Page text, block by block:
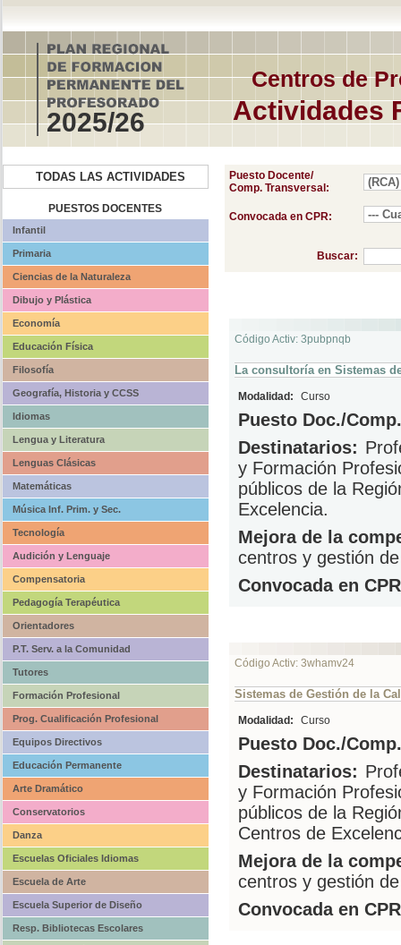
Centros de
Actividades
2025/26
TODAS LAS ACTIVIDADES
PUESTOS DOCENTES
Infantil
Primaria
Ciencias de la Naturaleza
Dibujo y Plástica
Economía
Educación Física
Filosofía
Geografía, Historia y CCSS
Idiomas
Lengua y Literatura
Lenguas Clásicas
Matemáticas
Música Inf. Prim. y Sec.
Tecnología
Audición y Lenguaje
Compensatoria
Pedagogía Terapéutica
Orientadores
P.T. Serv. a la Comunidad
Tutores
Formación Profesional
Prog. Cualificación Profesional
Equipos Directivos
Educación Permanente
Arte Dramático
Conservatorios
Danza
Escuelas Oficiales Idiomas
Escuela de Arte
Escuela Superior de Diseño
Resp. Bibliotecas Escolares
Puesto Docente/
Comp. Transversal:
Convocada en CPR:
Buscar:
Código Activ: 3pubpnqb
La consultoría en Sistemas
Modalidad: Curso
Puesto Doc./
Destinatarios:
y Formación
públicos de la
Excelencia.
Mejora de la
centros y gestión
Convocada en
Código Activ: 3whamv24
Sistemas de Gestión de la
Modalidad: Curso
Puesto Doc./
Destinatarios:
y Formación
públicos de la
Centros de
Mejora de la
centros y gestión
Convocada en